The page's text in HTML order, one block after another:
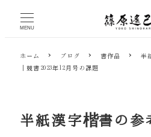
MENU
ホーム ブログ 書作品 半
｜競書2023年12月号の課題
半紙漢字楷書の参